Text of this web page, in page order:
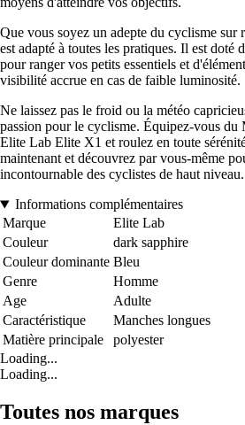
Que vous soyez un adepte du cyclisme
est adapté à toutes les pratiques. Il est doté
pour ranger vos petits essentiels et
visibilité accrue en cas de faible luminosité.
Ne laissez pas le froid ou la météo
passion pour le cyclisme. Équipez-vous du
Elite Lab Elite X1 et roulez en toute
maintenant et découvrez par vous-même
incontournable des cyclistes de haut niveau.
Informations complémentaires
Marque
Elite Lab
Couleur
dark sapphire
Couleur dominante Bleu
Genre
Homme
Age
Adulte
Caractéristique
Manches longues
Matière principale
polyester
Loading...
Loading...
Toutes nos marques